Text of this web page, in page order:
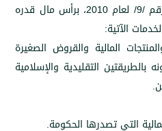
تأسس مصرف الإبداع بالقانون رقم /9/ لعام 2010، برأس مال قدره
:
والقروض الصغيرة
والإسلامية
الحكومة.